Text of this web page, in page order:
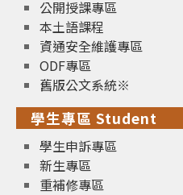
公開授課專區
本土語課程
資通安全維護專區
ODF專區
舊版公文系統※
學生專區 Student
學生申訴專區
新生專區
重補修專區